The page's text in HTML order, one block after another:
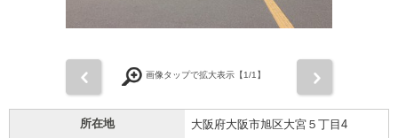
画像タップで拡大表示【1/1】
所在地 大阪府大阪市旭区大宮５丁目4